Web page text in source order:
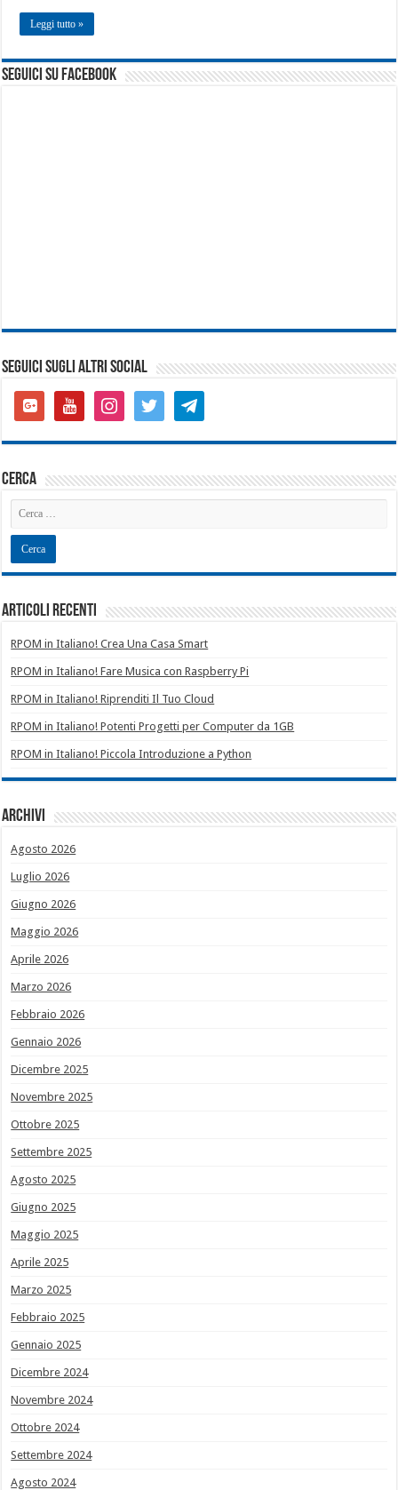
Leggi tutto »
seguici su facebook
SEGUICI SUGLI ALTRI SOCIAL
google-
plus-
youtube instagramtwitter telegram
cerca
Articoli recenti
RPOM in Italiano! Crea Una Casa Smart
RPOM in Italiano! Fare Musica con Raspberry Pi
RPOM in Italiano! Riprenditi Il Tuo Cloud
RPOM in Italiano! Potenti Progetti per Computer da 1GB
RPOM in Italiano! Piccola Introduzione a Python
Archivi
Agosto 2026
Luglio 2026
Giugno 2026
Maggio 2026
Aprile 2026
Marzo 2026
Febbraio 2026
Gennaio 2026
Dicembre 2025
Novembre 2025
Ottobre 2025
Settembre 2025
Agosto 2025
Giugno 2025
Maggio 2025
Aprile 2025
Marzo 2025
Febbraio 2025
Gennaio 2025
Dicembre 2024
Novembre 2024
Ottobre 2024
Settembre 2024
Agosto 2024